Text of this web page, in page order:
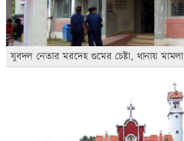
যুবদল নেতার মরদেহ গুমের চেষ্টা, থানায় মামলা